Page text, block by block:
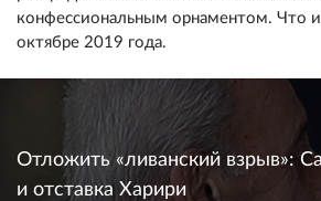
конфессиональным орнаментом. Что
октябре 2019 года.
Отложить «ливанский взрыв»:
и отставка Харири